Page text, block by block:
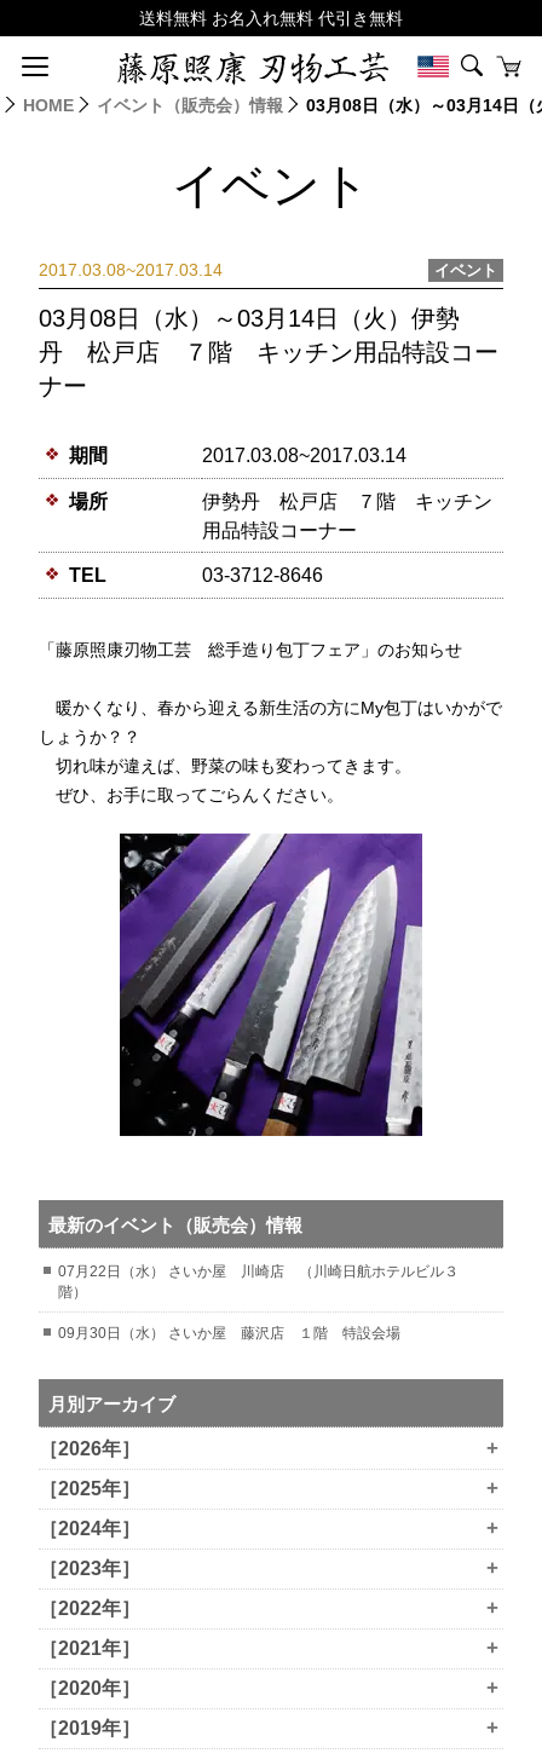
HOME イベント（販売会）情報 03月08日（水）～03月14日
イベント
2017.03.08~2017.03.14 イベント
03月08日（水）～03月14日（火）伊勢
丹 松戸店 ７階 キッチン用品特設コー
ナー
期間 2017.03.08~2017.03.14
場所
伊勢丹 松戸店 ７階 キッチン
用品特設コーナー
TEL 03-3712-8646
「藤原照康刃物工芸 総手造り包丁フェア」のお知らせ
暖かくなり、春から迎える新生活の方にMy包丁はいかがで
しょうか？？
切れ味が違えば、野菜の味も変わってきます。
ぜひ、お手に取ってごらんください。
最新のイベント（販売会）情報
07月22日（水） さいか屋 川崎店 （川崎日航ホテルビル３
階）
09月30日（水） さいか屋 藤沢店 １階 特設会場
月別アーカイブ
［2026年］ +
［2025年］ +
［2024年］ +
［2023年］ +
［2022年］ +
［2021年］ +
［2020年］ +
［2019年］ +